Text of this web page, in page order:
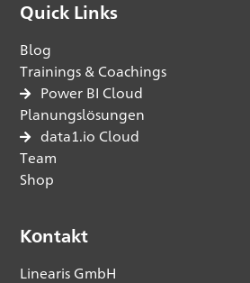
Quick Links
Blog
Trainings & Coachings
Power BI Cloud
Planungslösungen
data1.io Cloud
Team
Shop
Kontakt
Linearis GmbH